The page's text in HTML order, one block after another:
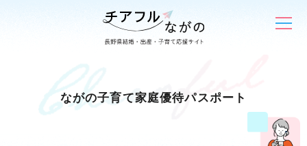
ながの子育て家庭優待パスポート